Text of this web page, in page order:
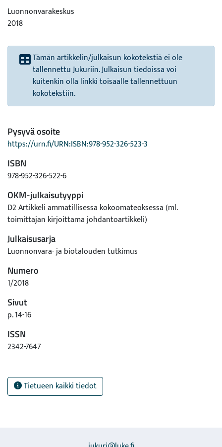
Luonnonvarakeskus
2018
Tämän artikkelin/julkaisun kokotekstiä ei ole
tallennettu Jukuriin. Julkaisun tiedoissa voi
kuitenkin olla linkki toisaalle tallennettuun
kokotekstiin.
Pysyvä osoite
https://urn.fi/URN:ISBN:978-952-326-523-3
ISBN
978-952-326-522-6
OKM-julkaisutyyppi
D2 Artikkeli ammatillisessa kokoomateoksessa (ml.
toimittajan kirjoittama johdantoartikkeli)
Julkaisusarja
Luonnonvara- ja biotalouden tutkimus
Numero
1/2018
Sivut
p. 14-16
ISSN
2342-7647
Tietueen kaikki tiedot